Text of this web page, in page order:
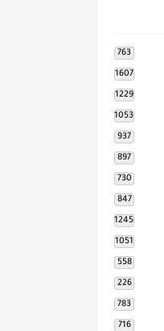
763
1607
1229
1053
937
897
730
847
1245
1051
558
226
783
716